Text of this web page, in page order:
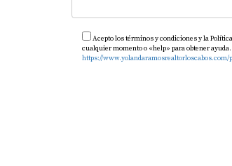
Acepto los términos y condiciones y la
cualquier momento o «help» para obtener
https://www.yolandaramosrealtorloscabos.com/